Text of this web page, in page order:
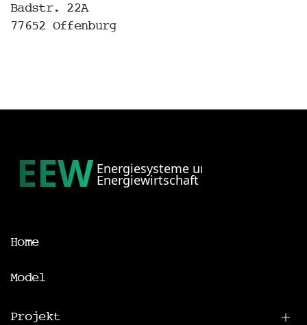
Badstr. 22A
77652 Offenburg
Home
Model
Projekt